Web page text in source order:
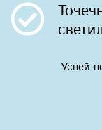
Успей